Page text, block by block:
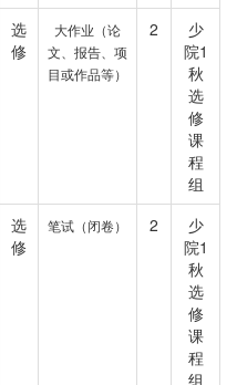
选
修
大作业（论
文、报告、项
目或作品等）
2
少
院1
秋
选
修
课
程
组
选
修
笔试（闭卷） 2
少
院1
秋
选
修
课
程
组